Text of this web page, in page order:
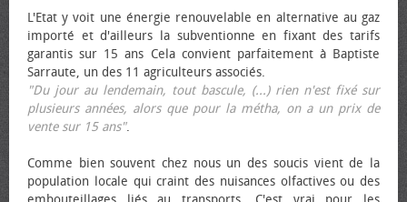
L'Etat y voit une énergie renouvelable en alternative au gaz
importé et d'ailleurs la subventionne en fixant des tarifs
garantis sur 15 ans Cela convient parfaitement à Baptiste
Sarraute, un des 11 agriculteurs associés.
"Du jour au lendemain, tout bascule, (...) rien n'est fixé sur
plusieurs années, alors que pour la métha, on a un prix de
vente sur 15 ans".
Comme bien souvent chez nous un des soucis vient de la
population locale qui craint des nuisances olfactives ou des